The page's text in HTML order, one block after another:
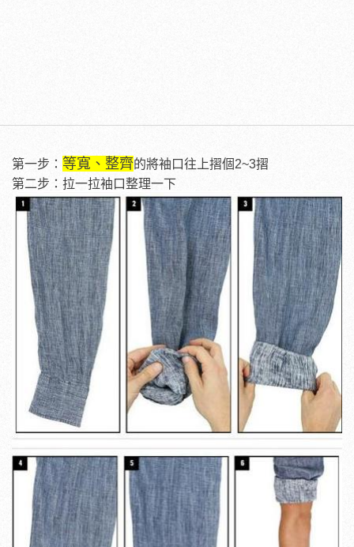
第一步： 等寬、整齊的將袖口往上摺個2~3摺
第二步：拉一拉袖口整理一下